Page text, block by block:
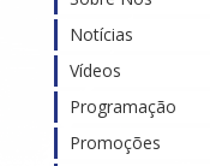
Notícias
Vídeos
Programação
Promoções